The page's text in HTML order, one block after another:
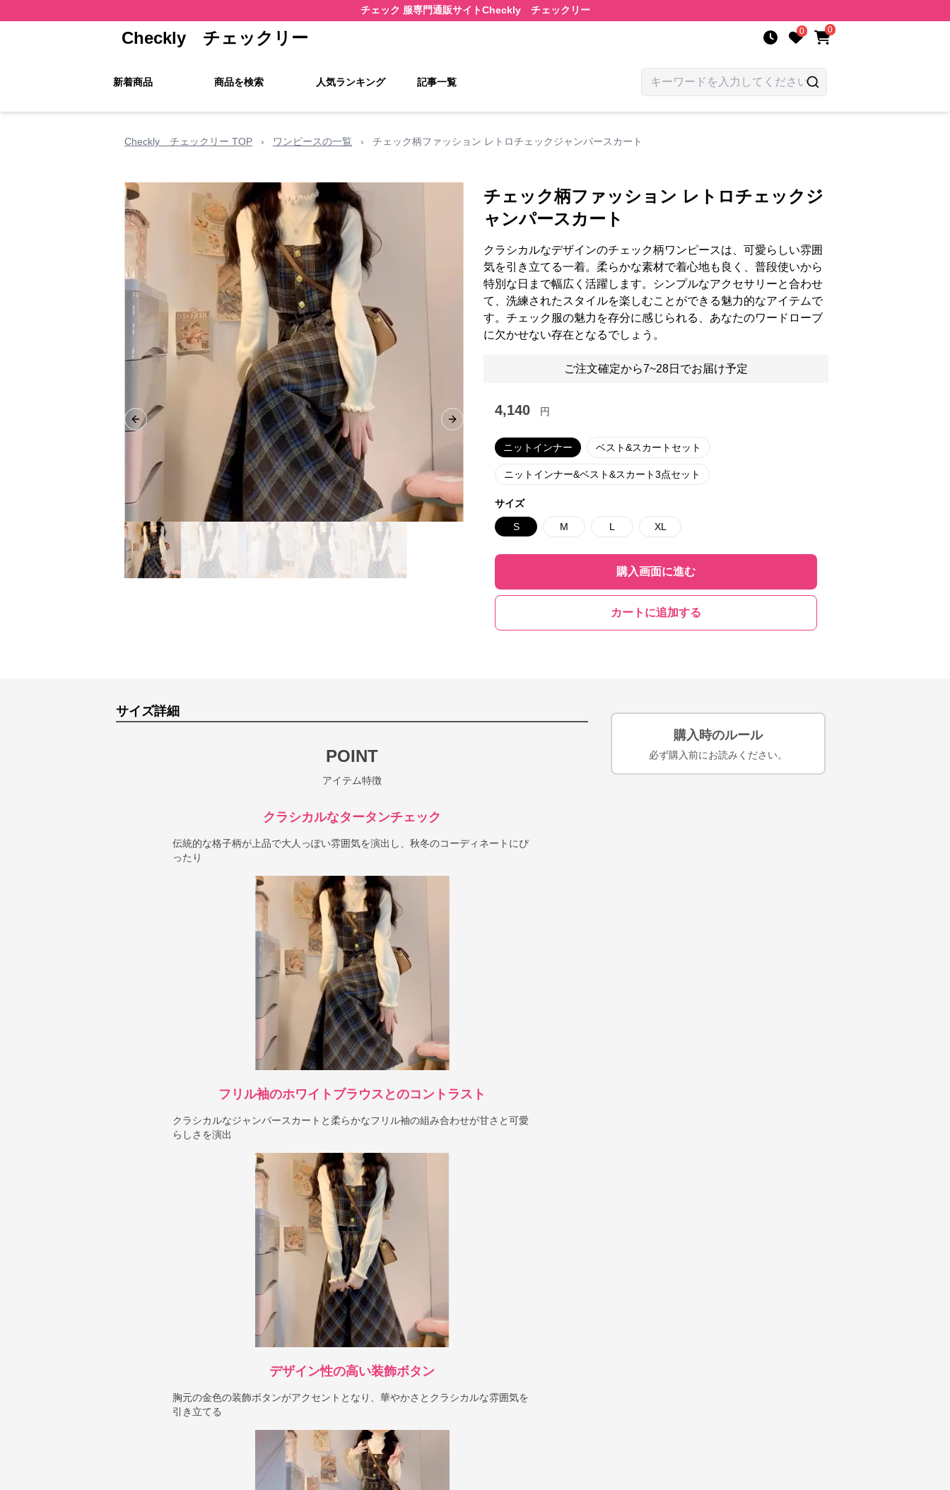
チェック 服専門通販サイトCheckly チェックリー
Checkly チェックリー 0 0
新着商品 商品を検索 人気ランキング 記事一覧
Checkly チェックリー TOP › ワンピースの一覧 › チェック柄ファッション レトロチェックジャンパースカート
Previous slide Next slide
チェック柄ファッション レトロチェックジ
ャンパースカート
クラシカルなデザインのチェック柄ワンピースは、可愛らしい雰囲
気を引き立てる一着。柔らかな素材で着心地も良く、普段使いから
特別な日まで幅広く活躍します。シンプルなアクセサリーと合わせ
て、洗練されたスタイルを楽しむことができる魅力的なアイテムで
す。チェック服の魅力を存分に感じられる、あなたのワードローブ
に欠かせない存在となるでしょう。
ご注文確定から7~28日でお届け予定
4,140 円
ニットインナー ベスト&スカートセット
ニットインナー&ベスト&スカート3点セット
サイズ
S M L XL
購入画面に進む
カートに追加する
サイズ詳細
POINT
アイテム特徴
クラシカルなタータンチェック
伝統的な格子柄が上品で大人っぽい雰囲気を演出し、秋冬のコーディネートにぴ
ったり
フリル袖のホワイトブラウスとのコントラスト
クラシカルなジャンパースカートと柔らかなフリル袖の組み合わせが甘さと可愛
らしさを演出
デザイン性の高い装飾ボタン
胸元の金色の装飾ボタンがアクセントとなり、華やかさとクラシカルな雰囲気を
引き立てる
購入時のルール
必ず購入前にお読みください。